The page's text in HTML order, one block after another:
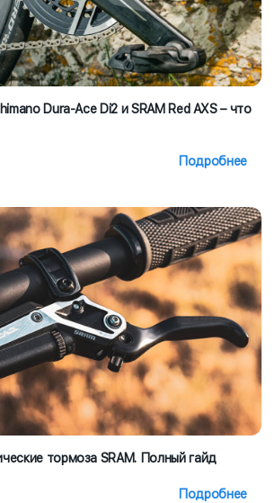
Dura-Ace Di2 и SRAM Red AXS – что
Подробнее
тормоза SRAM. Полный гайд
Подробнее